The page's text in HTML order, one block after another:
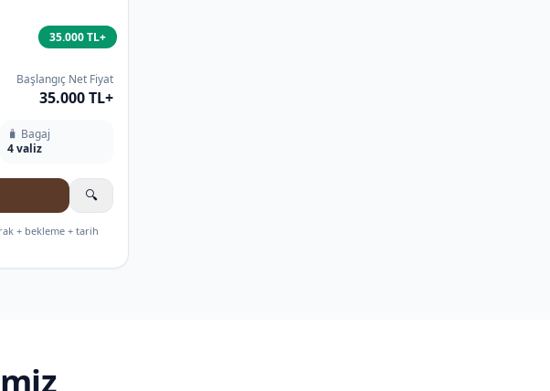
35.000 TL+
Başlangıç Net Fiyat
35.000 TL+
🧳 Bagaj
4 valiz
🔍
+ bekleme + tarih